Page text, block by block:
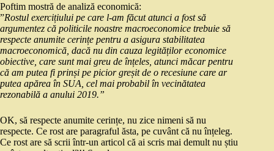
Poftim mostră de analiză economică:
”Rostul exercițiului pe care l-am făcut atunci a fost să
argumentez că politicile noastre macroeconomice trebuie să
respecte anumite cerințe pentru a asigura stabilitatea
macroeconomică, dacă nu din cauza legităților economice
obiective, care sunt mai greu de înțeles, atunci măcar pentru
că am putea fi prinși pe picior greșit de o recesiune care ar
putea apărea în SUA, cel mai probabil în vecinătatea
rezonabilă a anului 2019.”
OK, să respecte anumite cerințe, nu zice nimeni să nu
respecte. Ce rost are paragraful ăsta, pe cuvânt că nu înțeleg.
Ce rost are să scrii într-un articol că ai scris mai demult nu știu